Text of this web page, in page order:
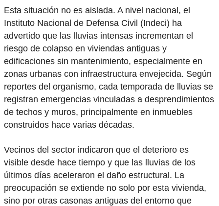
Esta situación no es aislada. A nivel nacional, el
Instituto Nacional de Defensa Civil (Indeci) ha
advertido que las lluvias intensas incrementan el
riesgo de colapso en viviendas antiguas y
edificaciones sin mantenimiento, especialmente en
zonas urbanas con infraestructura envejecida. Según
reportes del organismo, cada temporada de lluvias se
registran emergencias vinculadas a desprendimientos
de techos y muros, principalmente en inmuebles
construidos hace varias décadas.
Vecinos del sector indicaron que el deterioro es
visible desde hace tiempo y que las lluvias de los
últimos días aceleraron el daño estructural. La
preocupación se extiende no solo por esta vivienda,
sino por otras casonas antiguas del entorno que